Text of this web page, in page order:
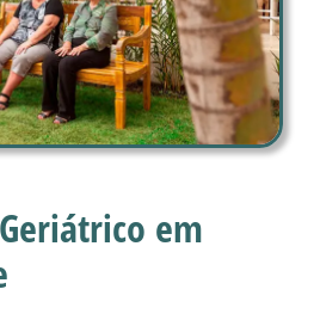
em